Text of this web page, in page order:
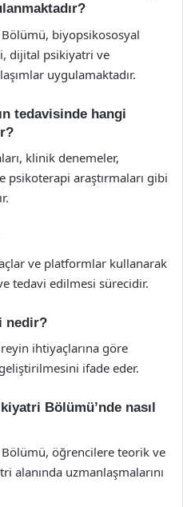
biyopsikososyal
dijital psikiyatri ve
uygulamaktadır.
tedavisinde hangi
klinik denemeler,
psikoterapi araştırmaları gibi
ve platformlar kullanarak
tedavi edilmesi sürecidir.
nedir?
ihtiyaçlarına göre
ifade eder.
Bölümü’nde nasıl
öğrencilere teorik ve
alanında uzmanlaşmalarını